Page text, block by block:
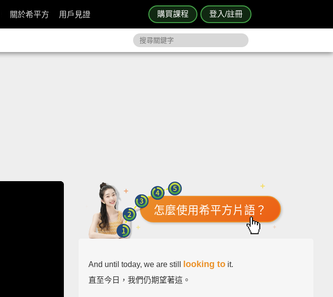
購買課程 登入/註冊
關於希平方 用戶見證
怎麼使用希平方片語？
And until today, we are still looking to it.
直至今日，我們仍期望著這。